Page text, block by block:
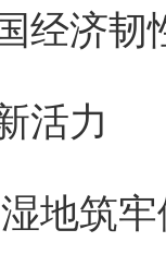
歌手
谁帮谁
数字藏
经济韧
活力
地筑